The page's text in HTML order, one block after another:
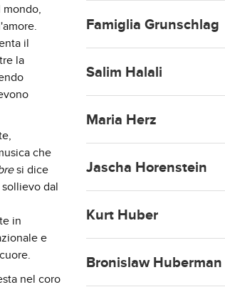
mondo,
il
la
che
si dice
dal
in
e
nel coro
Famiglia Grunschlag
Salim Halali
Maria Herz
Jascha Horenstein
Kurt Huber
Bronislaw Huberman